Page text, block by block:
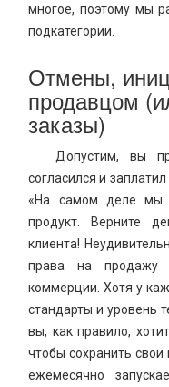
многое, поэтому мы
подкатегории.
Отмены,
продавцом
заказы)
Допустим, вы
согласился и
«На самом деле мы
продукт. Верните
клиента!
права на продажу
коммерции. Хотя у
стандарты и уровень
вы, как правило,
чтобы сохранить
ежемесячно